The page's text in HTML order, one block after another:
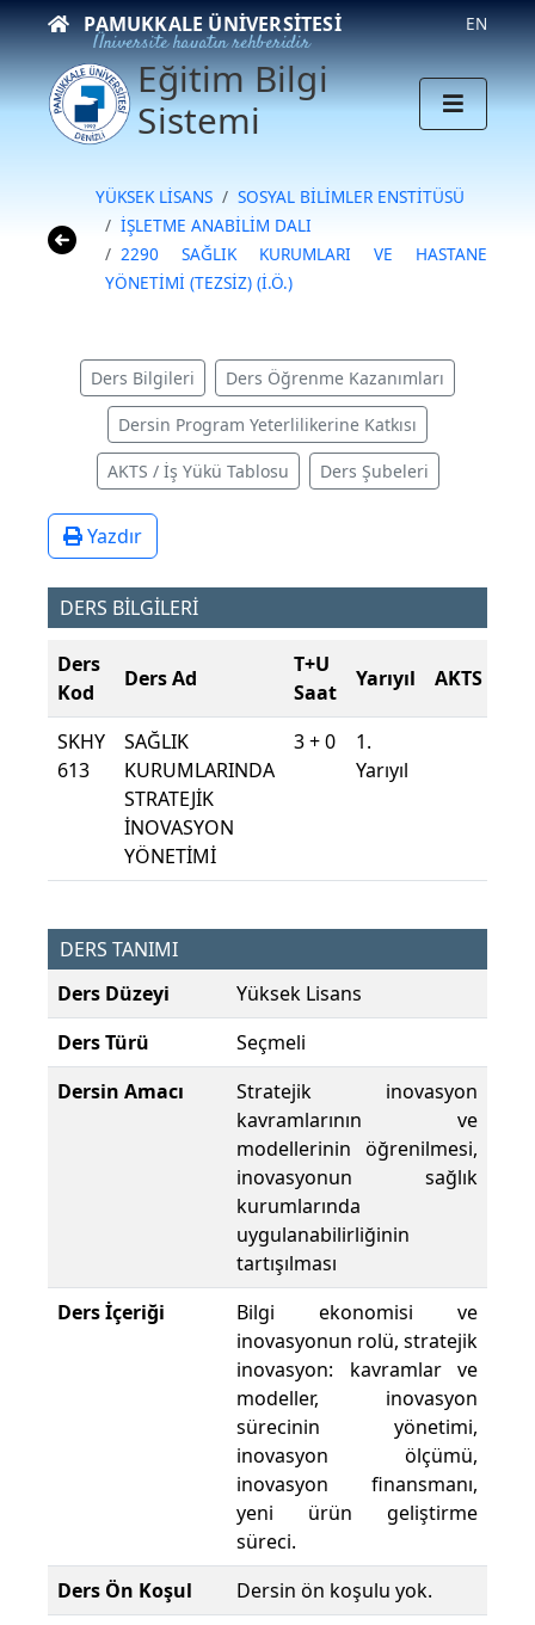
PAMUKKALE ÜNIVERSITESI
Üniversite hayatın rehberidir
EN
Eğitim Bilgi
Sistemi
YÜKSEK LİSANS
SOSYAL BİLİMLER ENSTİTÜSÜ
İŞLETME ANABİLİM DALI
2290 SAĞLIK KURUMLARI VE HASTANE
YÖNETİMİ (TEZSİZ) (İ.Ö.)
Ders Bilgileri Ders Öğrenme Kazanımları
Dersin Program Yeterlilikerine Katkısı
AKTS / İş Yükü Tablosu Ders Şubeleri
Yazdır
DERS BİLGİLERİ
Ders
Kod
Ders Ad
T+U
Saat
Yarıyıl AKTS
SKHY
613
SAĞLIK
KURUMLARINDA
STRATEJİK
İNOVASYON
YÖNETİMİ
3 + 0
1.
Yarıyıl
DERS TANIMI
Ders Düzeyi
Yüksek Lisans
Ders Türü
Seçmeli
Dersin Amacı
Stratejik inovasyon
kavramlarının ve
modellerinin öğrenilmesi,
inovasyonun sağlık
kurumlarında
uygulanabilirliğinin
tartışılması
Ders İçeriği
Bilgi ekonomisi ve
inovasyonun rolü, stratejik
inovasyon: kavramlar ve
modeller, inovasyon
sürecinin yönetimi,
inovasyon ölçümü,
inovasyon finansmanı,
yeni ürün geliştirme
süreci.
Ders Ön Koşul
Dersin ön koşulu yok.